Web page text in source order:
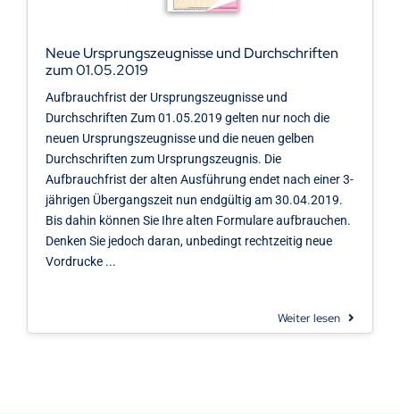
Neue Ursprungszeugnisse und Durchschriften
zum 01.05.2019
Aufbrauchfrist der Ursprungszeugnisse und
Durchschriften Zum 01.05.2019 gelten nur noch die
neuen Ursprungszeugnisse und die neuen gelben
Durchschriften zum Ursprungszeugnis. Die
Aufbrauchfrist der alten Ausführung endet nach einer 3-
jährigen Übergangszeit nun endgültig am 30.04.2019.
Bis dahin können Sie Ihre alten Formulare aufbrauchen.
Denken Sie jedoch daran, unbedingt rechtzeitig neue
Vordrucke ...
Weiter lesen